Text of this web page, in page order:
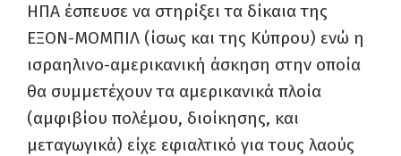
ΗΠΑ έσπευσε να στηρίξει τα δίκαια της
ΕΞΟΝ-ΜΟΜΠΙΛ (ίσως και της Κύπρου) ενώ η
ισραηλινο-αμερικανική άσκηση στην οποία
θα συμμετέχουν τα αμερικανικά πλοία
(αμφιβίου πολέμου, διοίκησης, και
μεταγωγικά) είχε εφιαλτικό για τους λαούς